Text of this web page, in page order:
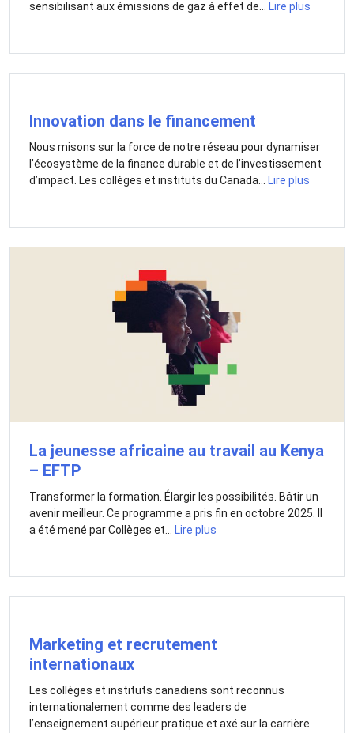
sensibilisant aux émissions de gaz à effet de... Lire plus
Innovation dans le financement
Nous misons sur la force de notre réseau pour dynamiser
l’écosystème de la finance durable et de l’investissement
d’impact. Les collèges et instituts du Canada... Lire plus
La jeunesse africaine au travail au Kenya
– EFTP
Transformer la formation. Élargir les possibilités. Bâtir un
avenir meilleur. Ce programme a pris fin en octobre 2025. Il
a été mené par Collèges et... Lire plus
Marketing et recrutement
internationaux
Les collèges et instituts canadiens sont reconnus
internationalement comme des leaders de
l’enseignement supérieur pratique et axé sur la carrière.